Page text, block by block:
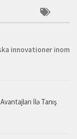
innovationer inom
İlə Tanış